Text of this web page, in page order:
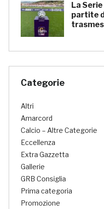
La
partite
Categorie
Altri
Amarcord
Calcio – Altre Categorie
Eccellenza
Extra Gazzetta
Gallerie
GRB Consiglia
Prima categoria
Promozione